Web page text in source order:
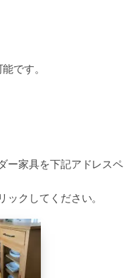
です。
ー家具を下記アドレスペ
ックしてください。